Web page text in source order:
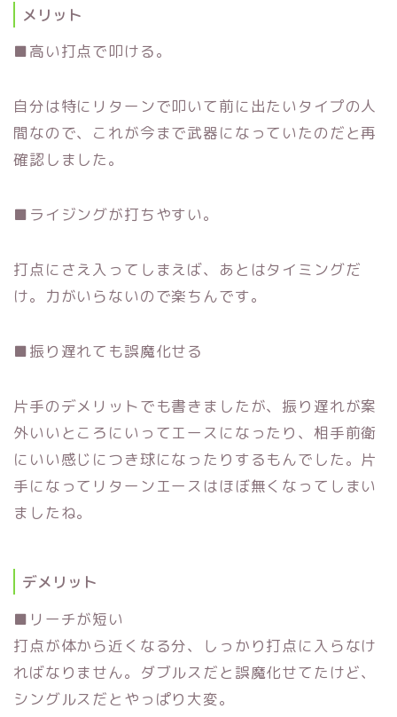
メリット
■高い打点で叩ける。
自分は特にリターンで叩いて前に出たいタイプの人
間なので、 これが今まで武器になっていたのだと再
確認しました。
■ライジングが打ちやすい。
打点にさえ入ってしまえば、あとはタイミングだ
け。
力がいらないので楽ちんです。
■振り遅れても誤魔化せる
片手のデメリットでも書きましたが、 振り遅れが案
外いいところにいってエースになったり、 相手前衛
にいい感じにつき球になったりするもんでした。 片
手になってリターンエースはほぼ無くなってしまい
ましたね。
デメリット
■リーチが短い
打点が体から近くなる分、
しっかり打点に入らなけ
ればなりません。 ダブルスだと誤魔化せてたけど、
シングルスだとやっぱり大変。